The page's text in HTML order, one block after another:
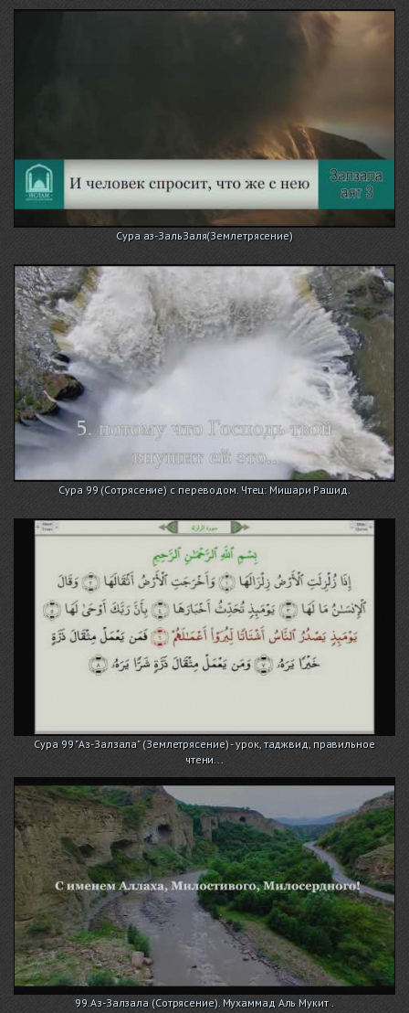
Сура аз-ЗальЗаля(Землетрясение)
Сура 99 (Сотрясение) с переводом. Чтец: Мишари Рашид.
Сура 99 "Аз-Залзала" (Землетрясение) - урок, таджвид, правильное
чтени...
99.Аз-Залзала (Сотрясение). Мухаммад Аль Мукит .